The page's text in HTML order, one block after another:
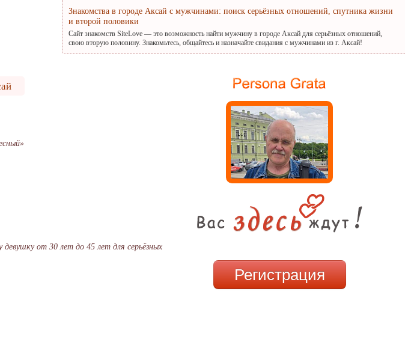
Знакомства в городе Аксай с мужчинами: поиск серьёзных отношений, спутника жизни
и второй половики
Сайт знакомств SiteLove — это возможность найти мужчину в городе Аксай для серьёзных отношений,
свою вторую половину. Знакомьтесь, общайтесь и назначайте свидания с мужчинами из г. Аксай!
Регистрация
от 30 лет до 45 лет для серьёзных